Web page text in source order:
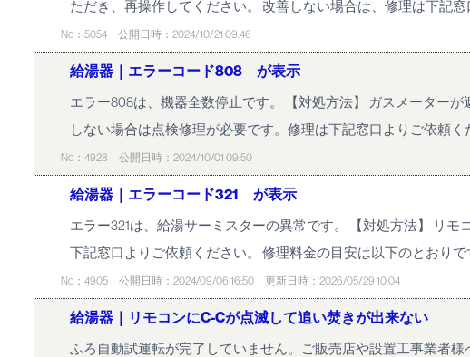
ただき、再操作してください。 改善しない場合は、修理は下記窓
No：5054 公開日時：2024/10/21 09:46
給湯器｜エラーコード808 が表示
エラー808は、機器全数停止です。 【対処方法】 ガスメーター
しない場合は点検修理が必要です。修理は下記窓口よりご依頼く
No：4928 公開日時：2024/10/01 09:50
給湯器｜エラーコード321 が表示
エラー321は、給湯サーミスターの異常です。 【対処方法】 リ
下記窓口よりご依頼ください。 修理料金の目安は以下のとおりで
No：4905 公開日時：2024/09/06 16:50 更新日時：2026/05/29 10:04
給湯器｜リモコンにC-Cが点滅して追い焚きが出来ない
ふろ自動試運転が完了していません。ご販売店や設置工事業者